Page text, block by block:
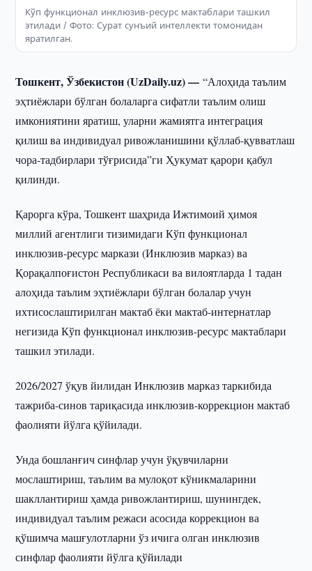
Кўп функционал инклюзив-ресурс мактаблари ташкил
этилади / Фото: Сурат сунъий интеллекти томонидан
яратилган.
Тошкент, Ўзбекистон (UzDaily.uz) —“Алоҳида таълим
эҳтиёжлари бўлган болаларга сифатли таълим олиш
имкониятини яратиш, уларни жамиятга интеграция
қилиш ва индивидуал ривожланишини қўллаб-қувватлаш
чора-тадбирлари тўғрисида”ги Ҳукумат қарори қабул
қилинди.
Қарорга кўра, Тошкент шаҳрида Ижтимоий ҳимоя
миллий агентлиги тизимидаги Кўп функционал
инклюзив-ресурс маркази (Инклюзив марказ) ва
Қорақалпоғистон Республикаси ва вилоятларда 1 тадан
алоҳида таълим эҳтиёжлари бўлган болалар учун
ихтисослаштирилган мактаб ёки мактаб-интернатлар
негизида Кўп функционал инклюзив-ресурс мактаблари
ташкил этилади.
2026/2027 ўқув йилидан Инклюзив марказ таркибида
тажриба-синов тариқасида инклюзив-коррекцион мактаб
фаолияти йўлга қўйилади.
Унда бошланғич синфлар учун ўқувчиларни
мослаштириш, таълим ва мулоқот кўникмаларини
шакллантириш ҳамда ривожлантириш, шунингдек,
индивидуал таълим режаси асосида коррекцион ва
қўшимча машғулотларни ўз ичига олган инклюзив
синфлар фаолияти йўлга қўйилади